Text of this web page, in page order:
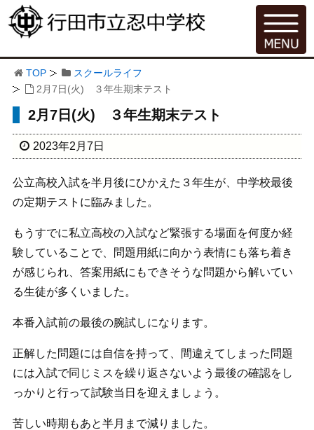
TOP
スクールライフ
2月7日(火) ３年生期末テスト
2月7日(火) ３年生期末テスト
2023年2月7日
公立高校入試を半月後にひかえた３年生が、中学校最後
の定期テストに臨みました。
もうすでに私立高校の入試など緊張する場面を何度か経
験していることで、問題用紙に向かう表情にも落ち着き
が感じられ、答案用紙にもできそうな問題から解いてい
る生徒が多くいました。
本番入試前の最後の腕試しになります。
正解した問題には自信を持って、間違えてしまった問題
には入試で同じミスを繰り返さないよう最後の確認をし
っかりと行って試験当日を迎えましょう。
苦しい時期もあと半月まで減りました。